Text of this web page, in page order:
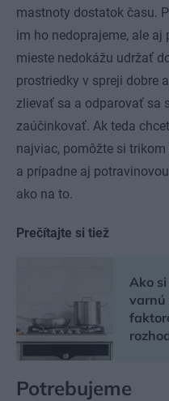
mastnoty dostatok času.
im ho nedoprajeme, ale aj
mieste nedokážu udržať
prostriedky v spreji dobre
zlievať sa a odparovať sa
zaúčinkovať. Ak teda
najviac, pomôžte si
a prípadne aj
ako na to.
Prečítajte si tiež
Ako
varnú
Potrebujeme